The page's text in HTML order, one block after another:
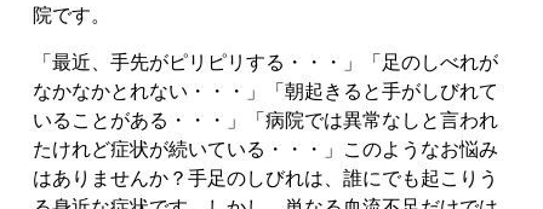
院です。
「最近、手先がピリピリする・・・」
「足のしべれが
なかなかとれない・・・」
「朝起きると手がしびれて
いることがある・・・」
「病院では異常なしと言われ
たけれど症状が続いている・・・」
このようなお悩み
はありませんか？ 手足のしびれは、誰にでも起こりう